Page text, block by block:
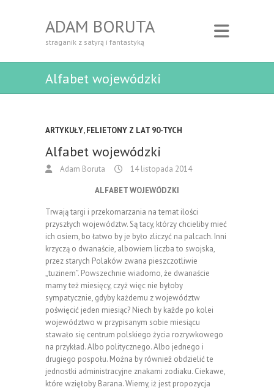
ADAM BORUTA
straganik z satyrą i fantastyką
Alfabet wojewódzki
ARTYKUŁY,FELIETONY Z LAT 90-TYCH
Alfabet wojewódzki
Adam Boruta 14 listopada 2014
ALFABET WOJEWÓDZKI
Trwają targi i przekomarzania na temat ilości
przyszłych województw. Są tacy, którzy chcieliby mieć
ich osiem, bo łatwo by je było zliczyć na palcach. Inni
krzyczą o dwanaście, albowiem liczba to swojska,
przez starych Polaków zwana pieszczotliwie
„tuzinem”. Powszechnie wiadomo, że dwanaście
mamy też miesięcy, czyż więc nie byłoby
sympatycznie, gdyby każdemu z województw
poświęcić jeden miesiąc? Niech by każde po kolei
województwo w przypisanym sobie miesiącu
stawało się centrum polskiego życia rozrywkowego
na przykład. Albo politycznego. Albo jednego i
drugiego pospołu. Można by również obdzielić te
jednostki administracyjne znakami zodiaku. Ciekawe,
które wzięłoby Barana. Wiemy, iż jest propozycja